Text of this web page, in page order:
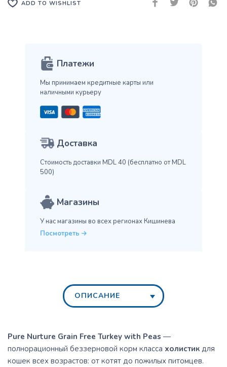
ADD TO WISHLIST
Платежи
Мы принимаем кредитные карты или
наличными курьеру
Доставка
Стоимость доставки MDL 40 (бесплатно от MDL
500)
Магазины
У нас магазины во всех регионах Кишинева
Посмотреть
ОПИСАНИЕ
Pure Nurture Grain Free Turkey with Peas —
полнорационный беззерновой корм класса холистик для
кошек всех возрастов: от котят до пожилых питомцев.